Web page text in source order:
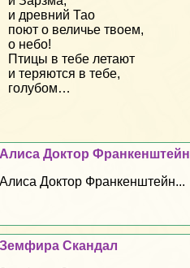
и древний Тао
поют о величье твоем,
о небо!
Птицы в тебе летают
и теряются в тебе,
голубом…
Алиса Доктор Франкенштейн
Алиса Доктор Франкенштейн...
Земфира Скандал